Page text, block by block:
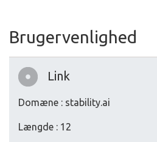
Brugervenlighed
Link
Domæne : stability.ai
Længde : 12